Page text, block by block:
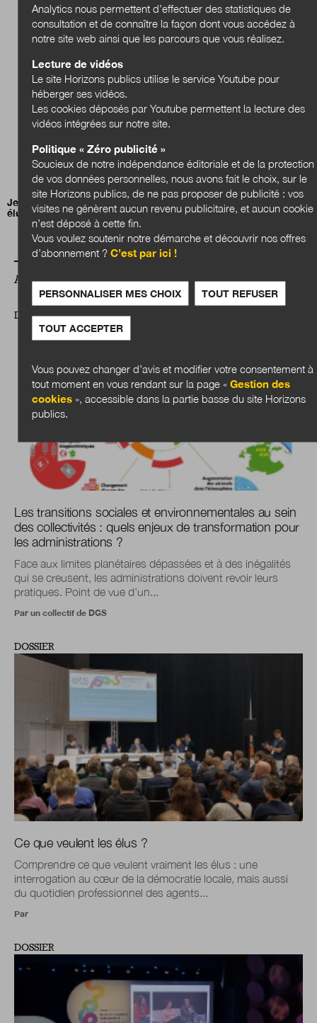
Jean-Charles Orsucci, président de l’Association nationale des
élus des littoraux (ANEL)
A LIRE AUSSI
DOSSIER
Les transitions sociales et environnementales au sein
des collectivités : quels enjeux de transformation pour
les administrations ?
Face aux limites planétaires dépassées et à des inégalités
qui se creusent, les administrations doivent revoir leurs
pratiques. Point de vue d’un...
Par un collectif de DGS
DOSSIER
Ce que veulent les élus ?
Comprendre ce que veulent vraiment les élus : une
interrogation au cœur de la démocratie locale, mais aussi
du quotidien professionnel des agents...
Par
DOSSIER
Analytics nous permettent d’effectuer des statistiques de
consultation et de connaître la façon dont vous accédez à
notre site web ainsi que les parcours que vous réalisez.
Lecture de vidéos
Le site Horizons publics utilise le service Youtube pour
héberger ses vidéos.
Les cookies déposés par Youtube permettent la lecture des
vidéos intégrées sur notre site.
Politique « Zéro publicité »
Soucieux de notre indépendance éditoriale et de la protection
de vos données personnelles, nous avons fait le choix, sur le
site Horizons publics, de ne pas proposer de publicité : vos
visites ne génèrent aucun revenu publicitaire, et aucun cookie
n’est déposé à cette fin.
Vous voulez soutenir notre démarche et découvrir nos offres
d’abonnement ? C’est par ici !
PERSONNALISER MES CHOIX TOUT REFUSER
TOUT ACCEPTER
Vous pouvez changer d’avis et modifier votre consentement à
tout moment en vous rendant sur la page « Gestion des
cookies», accessible dans la partie basse du site Horizons
publics.